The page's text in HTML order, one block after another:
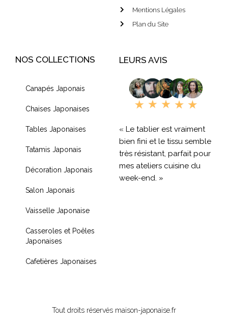
Mentions Légales
Plan du Site
NOS COLLECTIONS
Canapés Japonais
Chaises Japonaises
Tables Japonaises
Tatamis Japonais
Décoration Japonais
Salon Japonais
Vaisselle Japonaise
Casseroles et Poêles
Japonaises
Cafetières Japonaises
LEURS AVIS
« Le tablier est vraiment
bien fini et le tissu semble
très résistant, parfait pour
mes ateliers cuisine du
week-end. »
Tout droits réservés maison-japonaise.fr